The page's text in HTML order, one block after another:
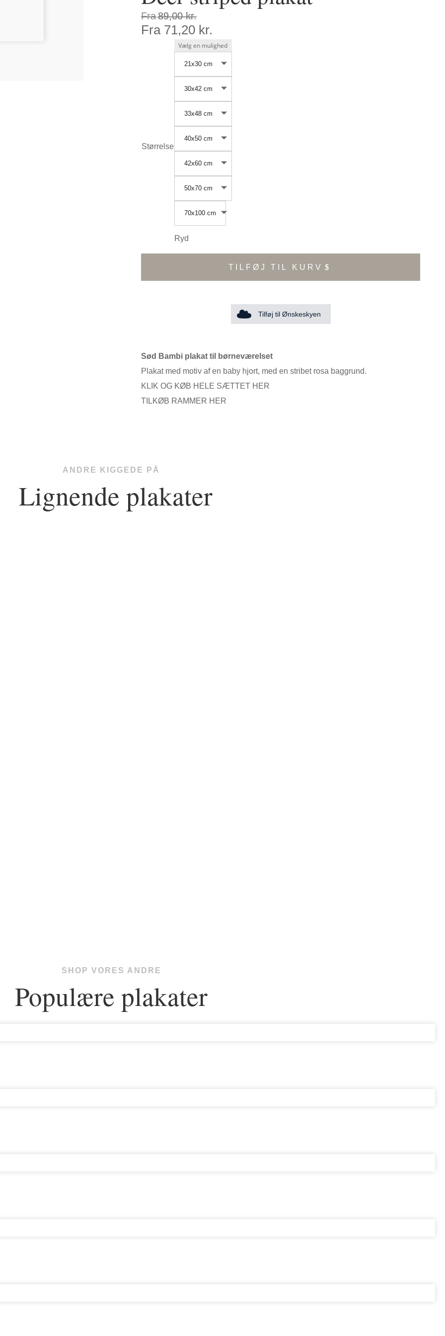
Fra89,00kr.
Fra 71,20 kr.
Størrelse
21x30 cm
30x42 cm
33x48 cm
40x50 cm
42x60 cm
50x70 cm
70x100 cm
Ryd
TILFØJ TIL KURV
Tilføj til Ønskeskyen
Sød Bambi plakat til børneværelset
Plakat med motiv af en baby hjort, med en stribet rosa baggrund.
KLIK OG KØB HELE SÆTTET HER
TILKØB RAMMER HER
ANDRE KIGGEDE PÅ
Lignende plakater
SHOP VORES ANDRE
Populære plakater